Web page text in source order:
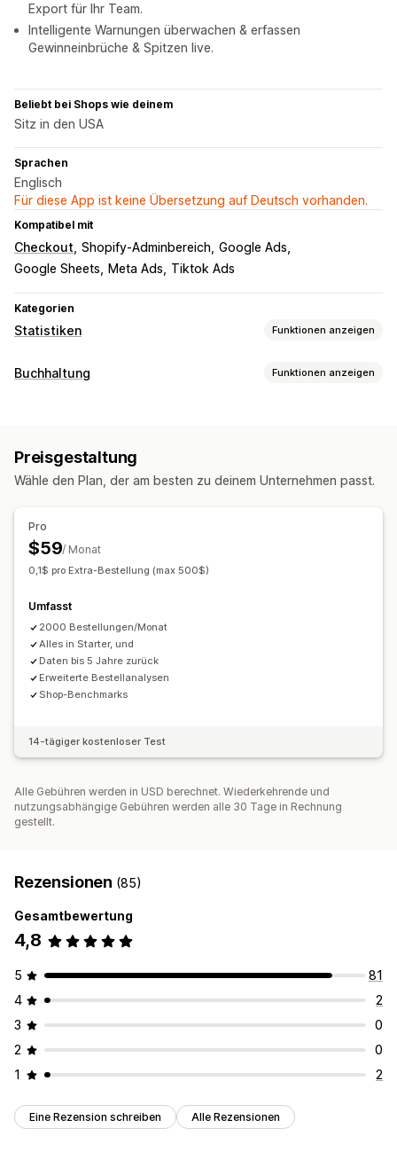
Export für Ihr Team.
Intelligente Warnungen überwachen & erfassen
Gewinneinbrüche & Spitzen live.
Beliebt bei Shops wie deinem
Sitz in den USA
Sprachen
Englisch
Für diese App ist keine Übersetzung auf Deutsch vorhanden.
Kompatibel mit
Checkout Shopify-Adminbereich Google Ads
Google Sheets
Meta Ads Tiktok Ads
Kategorien
Statistiken Funktionen anzeigen
Kundenverhalten
Marketing und Vertrieb
Gewinneinblicke
UTM-Tracking
Bildmaterial und Berichte
Analyse-Dashboard
Benutzerdefinierte Berichte
Historische Analyse
Buchhaltung Funktionen anzeigen
Umsatzsteuer Kosten-Tracking
Rücksendungen und Umtausch
COGS-Tracking
Finanztransaktionen
Nettobedingungen
Steuerliche Abzüge
Automatisierte Datensynchronisierung
Übersicht über täglichen Umsatz
Transaktionen Import historischer Daten
Preisgestaltung
Wähle den Plan, der am besten zu deinem Unternehmen passt.
Pro
$59/ Monat
0,1$ pro Extra-Bestellung (max 500$)
Umfasst
2000 Bestellungen/Monat
Alles in Starter, und
Daten bis 5 Jahre zurück
Erweiterte Bestellanalysen
Shop-Benchmarks
14-tägiger kostenloser Test
Alle Gebühren werden in USD berechnet. Wiederkehrende und
nutzungsabhängige Gebühren werden alle 30 Tage in Rechnung
gestellt.
Rezensionen (85)
Gesamtbewertung
4,8
5
81
4
2
3
0
2
0
1
2
Eine Rezension schreiben Alle Rezensionen